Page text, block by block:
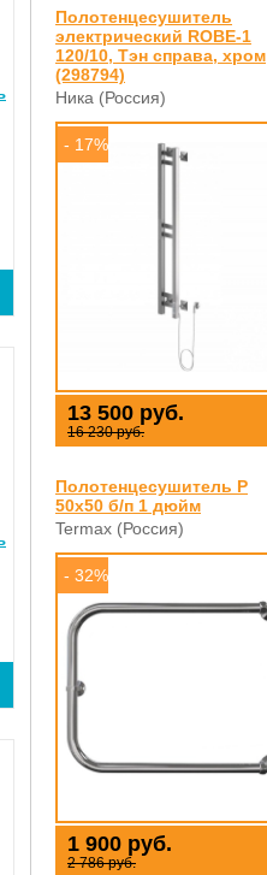
Полотенцесушитель
электрический ROBE-1
120/10, Тэн справа, хром
(298794)
Ника (Россия)
- 17%
13 500 руб.
16 230 руб.
Полотенцесушитель P
50х50 б/п 1 дюйм
Termax (Россия)
- 32%
1 900 руб.
2 786 руб.